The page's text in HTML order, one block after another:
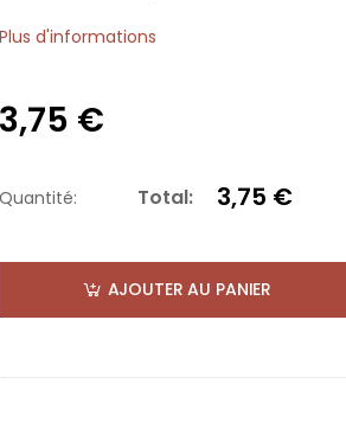
Plus d'informations
3,75 €
Quantité: Total: 3,75 €
AJOUTER AU PANIER